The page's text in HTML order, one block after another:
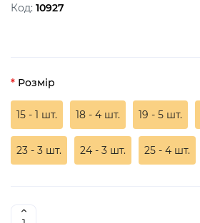
Код: 10927
Розмір
15 - 1 шт. 18 - 4 шт. 19 - 5 шт.
23 - 3 шт. 24 - 3 шт. 25 - 4 шт.